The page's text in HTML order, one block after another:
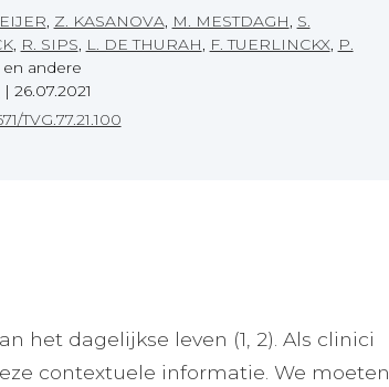
, Z. KASANOVA, M. MESTDAGH, S.
, R. SIPS, L. DE THURAH, F. TUERLINCKX, P.
en andere
| 26.07.2021
TVG.77.21.100
het dagelijkse leven (1, 2). Als clinici
contextuele informatie. We moeten